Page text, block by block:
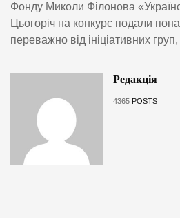
Фонду Миколи Філонова
Цьогоріч на конкурс подали
переважно від ініціативних
Редакція
4365 POSTS